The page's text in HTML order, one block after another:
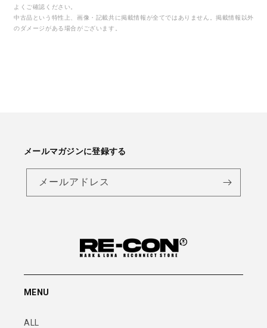
よくご確認ください。
中古品という特性上、画像・記載共に掲載情報が全てではありません。掲載情報以外
のダメージがある場合がございます。
メールマガジンに登録する
メールアドレス
MENU
ALL